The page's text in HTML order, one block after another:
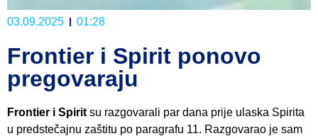
03.09.2025 01:28
Frontier i Spirit ponovo
pregovaraju
Frontier i Spirit su razgovarali par dana prije ulaska Spirita
u predstečajnu zaštitu po paragrafu 11. Razgovarao je sam